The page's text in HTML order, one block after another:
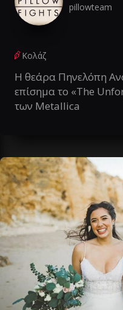
pillowteam
Κολάζ
Η θεάρα Πηνελόπη
επίσημα το «The
των Metallica